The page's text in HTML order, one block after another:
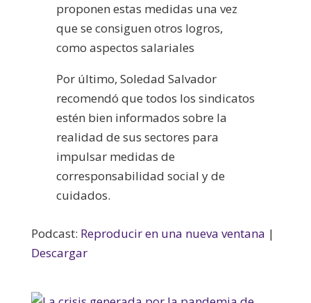
proponen estas medidas una vez
que se consiguen otros logros,
como aspectos salariales
Por último, Soledad Salvador
recomendó que todos los sindicatos
estén bien informados sobre la
realidad de sus sectores para
impulsar medidas de
corresponsabilidad social y de
cuidados.
Podcast: Reproducir en una nueva ventana |
Descargar